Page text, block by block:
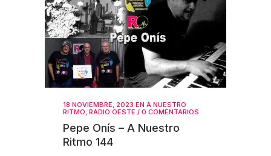
18 NOVIEMBRE, 2023 EN A NUESTRO
RITMO RADIO OESTE / 0 COMENTARIOS
Pepe Onís – A Nuestro
Ritmo 144